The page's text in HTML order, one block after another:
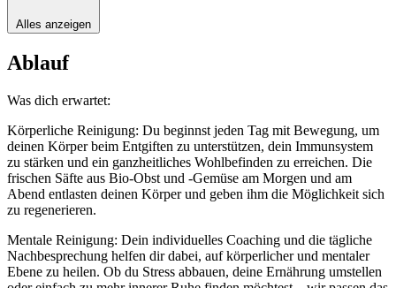
Alles anzeigen
Ablauf
Was dich erwartet:
Körperliche Reinigung: Du beginnst jeden Tag mit Bewegung, um
deinen Körper beim Entgiften zu unterstützen, dein Immunsystem
zu stärken und ein ganzheitliches Wohlbefinden zu erreichen. Die
frischen Säfte aus Bio-Obst und -Gemüse am Morgen und am
Abend entlasten deinen Körper und geben ihm die Möglichkeit sich
zu regenerieren.
Mentale Reinigung: Dein individuelles Coaching und die tägliche
Nachbesprechung helfen dir dabei, auf körperlicher und mentaler
Ebene zu heilen. Ob du Stress abbauen, deine Ernährung umstellen